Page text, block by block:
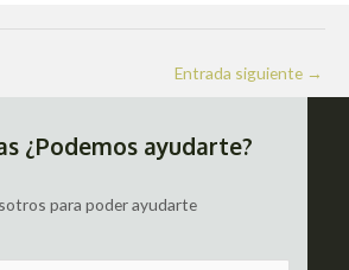
Entrada siguiente →
¿Podemos ayudarte?
para poder ayudarte